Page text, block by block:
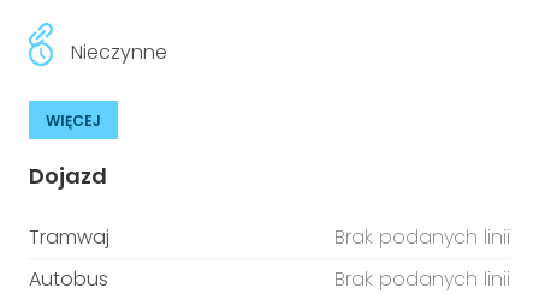
Nieczynne
WIĘCEJ
Dojazd
Tramwaj
Brak podanych linii
Autobus
Brak podanych linii